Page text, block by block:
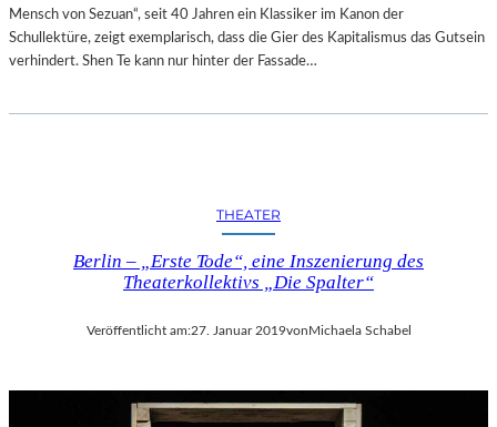
Mensch von Sezuan“, seit 40 Jahren ein Klassiker im Kanon der
Schullektüre, zeigt exemplarisch, dass die Gier des Kapitalismus das Gutsein
verhindert. Shen Te kann nur hinter der Fassade…
THEATER
Berlin – „Erste Tode“, eine Inszenierung des
Theaterkollektivs „Die Spalter“
Veröffentlicht am:27. Januar 2019vonMichaela Schabel